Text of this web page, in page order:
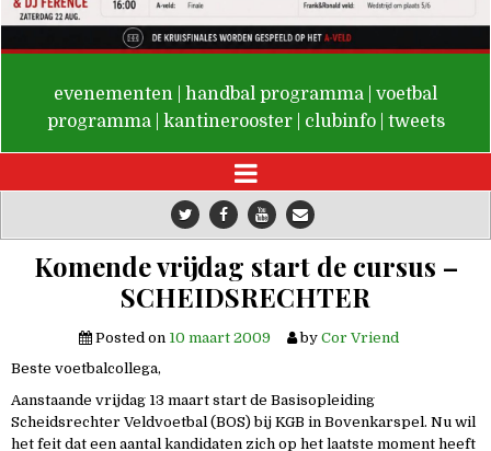
De Valken
evenementen handbal programma
voetbal
programma
kantinerooster clubinfo tweets
Komende vrijdag start de cursus –
SCHEIDSRECHTER
Posted on 10 maart 2009 by Cor Vriend
Beste voetbalcollega,
Aanstaande vrijdag 13 maart start de Basisopleiding
Scheidsrechter Veldvoetbal (BOS) bij KGB in Bovenkarspel. Nu wil
het feit dat een aantal kandidaten zich op het laatste moment heeft